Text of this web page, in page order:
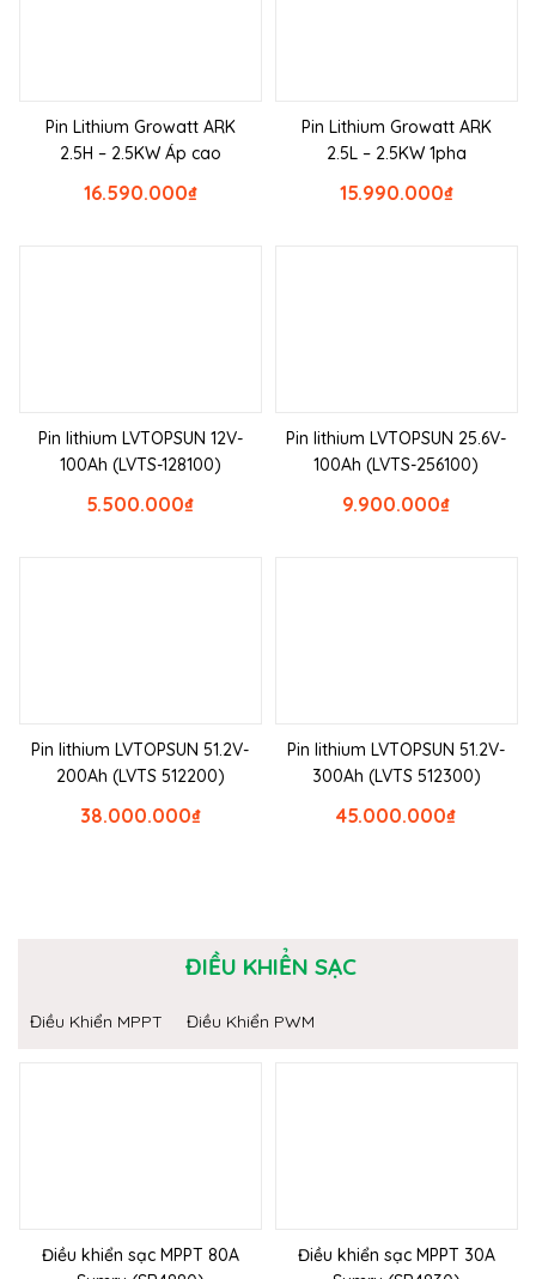
Pin Lithium Growatt ARK
2.5H – 2.5KW Áp cao
₫
16.590.000
Pin Lithium Growatt ARK
2.5L – 2.5KW 1pha
₫
15.990.000
Pin lithium LVTOPSUN 12V-
100Ah (LVTS-128100)
₫
5.500.000
Pin lithium LVTOPSUN 25.6V-
100Ah (LVTS-256100)
₫
9.900.000
Pin lithium LVTOPSUN 51.2V-
200Ah (LVTS 512200)
₫
38.000.000
Pin lithium LVTOPSUN 51.2V-
300Ah (LVTS 512300)
₫
45.000.000
ĐIỀU KHIỂN SẠC
Điều Khiển MPPT Điều Khiển PWM
Điều khiển sạc MPPT 80A
Điều khiển sạc MPPT 30A